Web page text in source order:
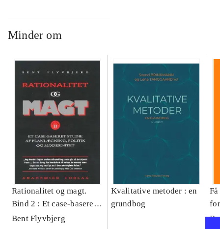
Minder om
Rationalitet og magt.
Bind 2 : Et case-baseret
studie af planlægning,
Bent Flyvbjerg
Kvalitative metoder : en
grundbog